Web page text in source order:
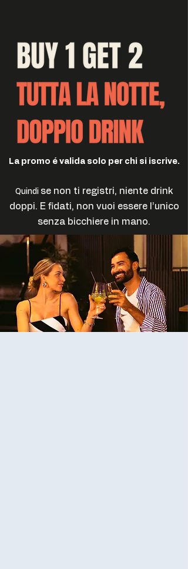
La promo é valida solo per chi si iscrive.
Quindi se non ti registri, niente drink
doppi. E fidati, non vuoi essere l’unico
senza bicchiere in mano.